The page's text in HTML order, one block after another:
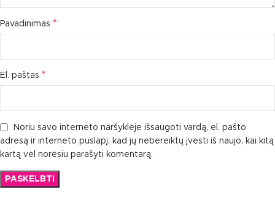
Pavadinimas *
El. paštas *
Noriu savo interneto naršyklėje išsaugoti vardą, el. pašto
adresą ir interneto puslapį, kad jų nebereiktų įvesti iš naujo, kai kitą
kartą vėl norėsiu parašyti komentarą.